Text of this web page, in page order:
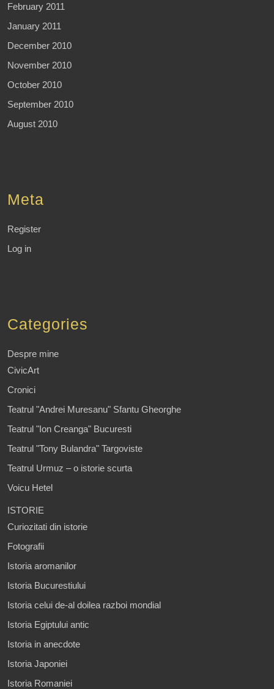
February 2011
January 2011
December 2010
November 2010
October 2010
September 2010
August 2010
Meta
Register
Log in
Categories
Despre mine
CivicArt
Cronici
Teatrul "Andrei Muresanu" Sfantu Gheorghe
Teatrul "Ion Creanga" Bucuresti
Teatrul "Tony Bulandra" Targoviste
Teatrul Urmuz – o istorie scurta
Voicu Hetel
ISTORIE
Curiozitati din istorie
Fotografii
Istoria aromanilor
Istoria Bucurestiului
Istoria celui de-al doilea razboi mondial
Istoria Egiptului antic
Istoria in anecdote
Istoria Japoniei
Istoria Romaniei